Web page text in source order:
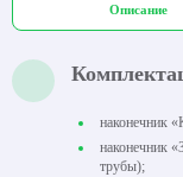
Описание
наконечник
наконечник
трубы);